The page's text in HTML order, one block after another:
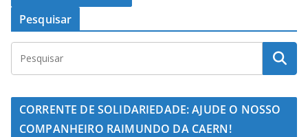
Pesquisar
CORRENTE DE SOLIDARIEDADE: AJUDE O NOSSO
COMPANHEIRO RAIMUNDO DA CAERN!